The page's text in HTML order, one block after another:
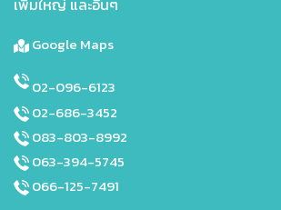
เพิ่มใหญ่ และอื่นๆ
Google Maps
02-096-6123
02-686-3452
083-803-8992
063-394-5745
066-125-7491